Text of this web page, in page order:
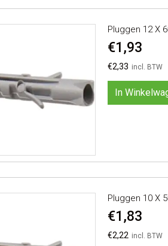
Pluggen 12 X
€2,33
€1,93
In
Pluggen 10 X
€2,22
€1,83